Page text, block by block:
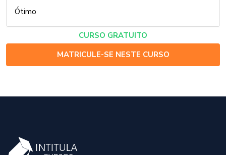
Ótimo
CURSO GRATUITO
MATRICULE-SE NESTE CURSO